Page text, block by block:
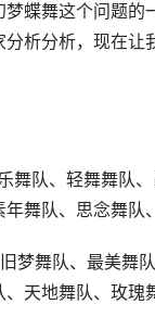
蝶舞这个问题
析分析，现在让
舞队、轻舞舞队
舞队、思念舞队
梦舞队、最美舞
天地舞队、玫瑰